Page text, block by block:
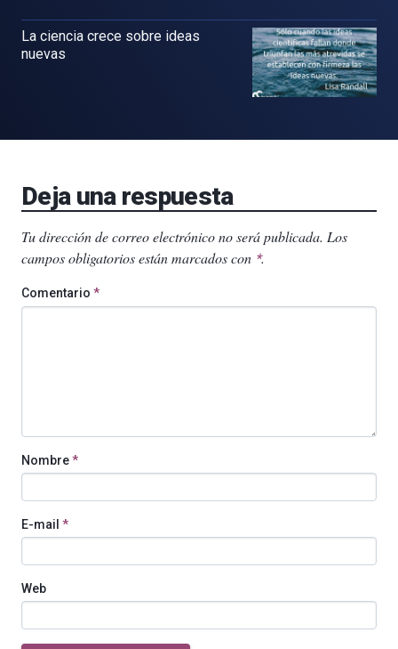
La ciencia crece sobre ideas
nuevas
Deja una respuesta
Tu dirección de correo electrónico no será publicada. Los
campos obligatorios están marcados con *.
Comentario *
Nombre*
E-mail *
Web